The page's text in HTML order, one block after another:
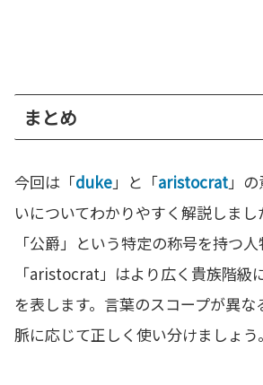
まとめ
今回は「duke」と「aristocrat」
いについてわかりやすく解説しま
「公爵」という特定の称号を持つ人
「aristocrat」はより広く貴族階級
を表します。言葉のスコープが異
脈に応じて正しく使い分けましょう。